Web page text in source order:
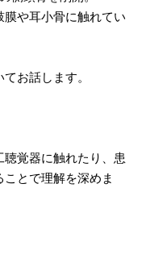
や耳小骨に触れてい
お話します。
覚器に触れたり、患
とで理解を深めま